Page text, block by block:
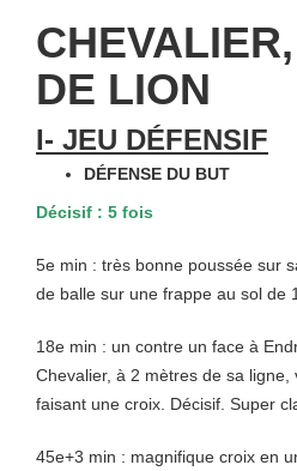
DE LION
I- JEU DÉFENSIF
DÉFENSE DU BUT
Décisif : 5 fois
5e min : très bonne poussée sur
de balle sur une frappe au sol de
18e min : un contre un face à
Chevalier, à 2 mètres de sa ligne,
faisant une croix. Décisif. Super
45e+3 min : magnifique croix en